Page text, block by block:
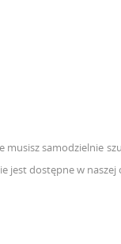
samodzielnie
jest dostępne w naszej